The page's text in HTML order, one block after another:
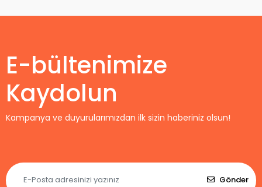
Maç Forması Maç Forması
E-bültenimize
Kaydolun
Kampanya ve duyurularımızdan ilk sizin haberiniz olsun!
Gönder